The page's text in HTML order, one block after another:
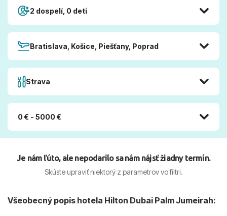
2 dospelí, 0 deti
Bratislava, Košice, Piešťany, Poprad
Strava
0 € - 5000 €
Je nám ľúto, ale nepodarilo sa nám nájsť žiadny termín.
Skúste upraviť niektorý z parametrov vo filtri.
Všeobecný popis hotela Hilton Dubai Palm Jumeirah: